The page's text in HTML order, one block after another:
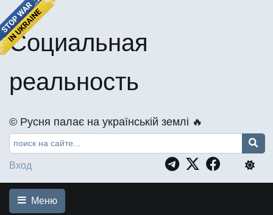
Социальная
реальность
©️ Русня палає на українській землі 🔥
Вход
Меню